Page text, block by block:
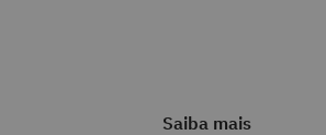
Saiba mais